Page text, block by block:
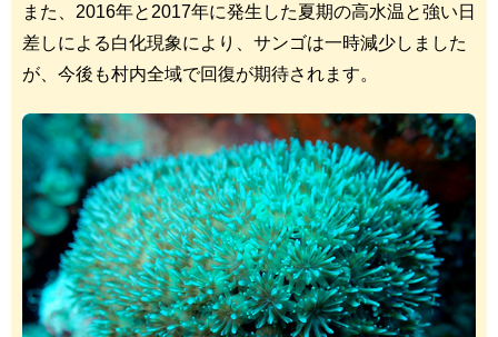
また、2016年と2017年に発生した夏期の高水温と強い日
差しによる白化現象により、サンゴは一時減少しました
が、今後も村内全域で回復が期待されます。